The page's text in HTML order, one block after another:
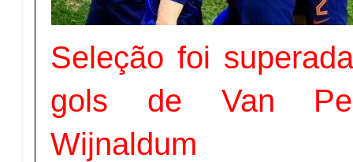
Seleção foi
gols de Van
Wijnaldum